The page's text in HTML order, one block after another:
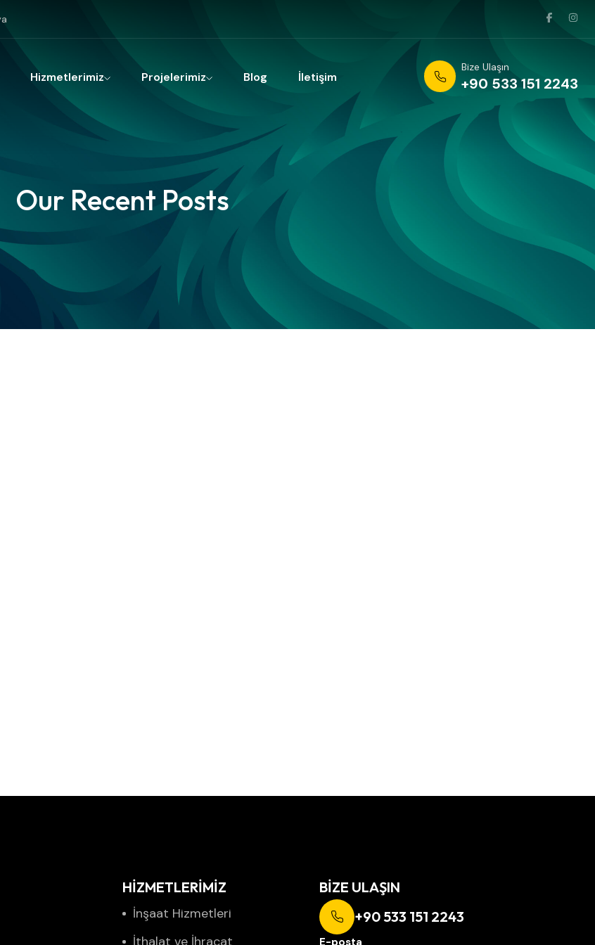
Hizmetlerimiz Projelerimiz Blog İletişim
Bize Ulaşın
+90 533 151 2243
Our Recent Posts
HİZMETLERİMİZ
İnşaat Hizmetleri
İthalat ve İhracat
BIZE ULAŞIN
+90 533 151 2243